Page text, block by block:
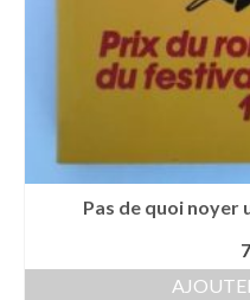
Pas de quoi noyer